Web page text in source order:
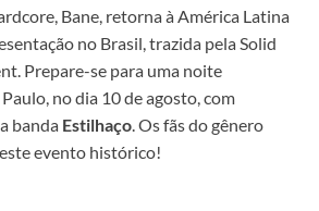
Bane, retorna à América Latina
no Brasil, trazida pela Solid
Prepare-se para uma noite
no dia 10 de agosto, com
banda Estilhaço. Os fãs do gênero
evento histórico!